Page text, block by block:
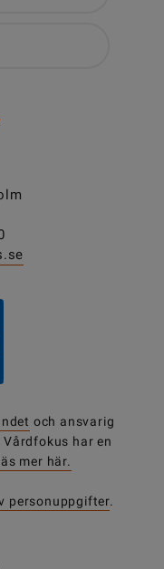
och ansvarig
har en
mer här.
personuppgifter.